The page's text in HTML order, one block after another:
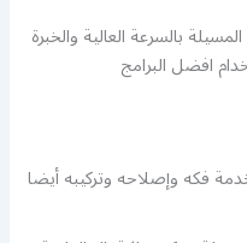
بالسرعة العالية والخبرة
افضل البرامج
فكه وإصلاحه وتركيبه أيضا